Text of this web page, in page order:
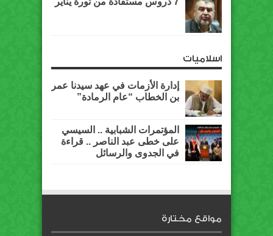
اسلاميات
إدارة الأزمات في عهد سيدنا عمر
بن الخطاب “عام الرمادة”
المؤتمرات الشبابية .. السيسي
على خطى عبد الناصر .. قراءة
في الجدوى والرسائل
مواقع مختارة